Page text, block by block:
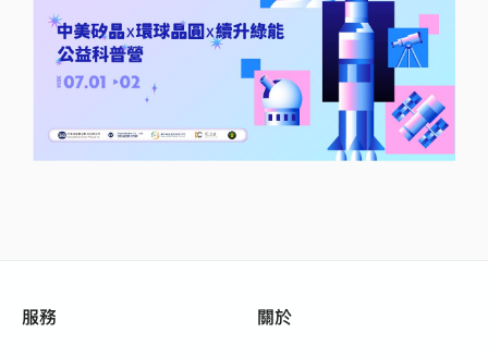
服務 關於